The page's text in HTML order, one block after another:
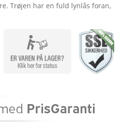
Trøjen har en fuld lynlås foran,